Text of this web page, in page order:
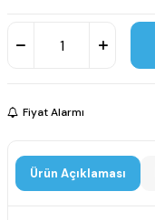
Fiyat Alarmı
Ürün Açıklaması